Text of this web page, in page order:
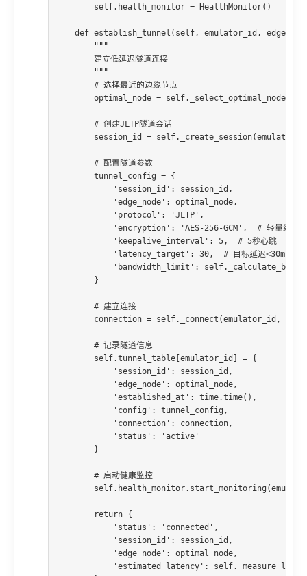
        self.health_monitor = HealthMonitor()
def establish_tunnel(self, emulator_id,
        """
        建立低延迟隧道连接
        """
        # 选择最近的边缘节点
optimal_node =
        # 创建JLTP隧道会话
session_id =
        # 配置隧道参数
        tunnel_config = {
            'session_id': session_id,
            'edge_node': optimal_node,
            'protocol': 'JLTP',
            'encryption': 'AES-256-GCM',  # 轻量级加密
            'keepalive_interval': 5,  # 5秒心跳
            'latency_target': 30,  # 目标延迟<30ms
'bandwidth_limit':
        }
        # 建立连接
connection = self._connect(emulator_id,
        # 记录隧道信息
        self.tunnel_table[emulator_id] = {
            'session_id': session_id,
            'edge_node': optimal_node,
            'established_at': time.time(),
            'config': tunnel_config,
            'connection': connection,
            'status': 'active'
        }
        # 启动健康监控
        return {
            'status': 'connected',
            'session_id': session_id,
            'edge_node': optimal_node,
'estimated_latency':